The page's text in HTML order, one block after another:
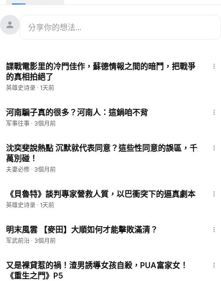
諜戰電影里的冷門佳作，蘇德情報之間的暗鬥，把戰爭
的真相拍絕了
英雄史诗录 · 1天前
河南騙子真的很多？河南人：這鍋咱不背
军事往事 · 3個月前
沈奕斐說熱點 沉默就代表同意？這些性同意的誤區，千
萬別碰！
夫妻必修 · 3個月前
《貝魯特》談判專家營救人質，以巴衝突下的逼真劇本
英雄史诗录 · 1天前
明末風雲 【麥田】大順如何才能擊敗滿清？
军武前沿 · 3個月前
又是裸貸惹的禍！渣男誘導女孩自殺，PUA富家女！
《重生之門》P5